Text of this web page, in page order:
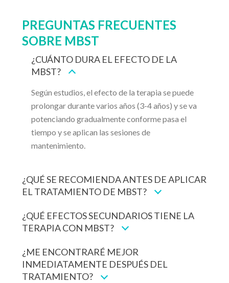
PREGUNTAS FRECUENTES
SOBRE MBST
¿CUÁNTO DURA EL EFECTO DE LA
MBST?
Según estudios, el efecto de la terapia se puede
prolongar durante varios años (3-4 años) y se va
potenciando gradualmente conforme pasa el
tiempo y se aplican las sesiones de
mantenimiento.
¿QUÉ SE RECOMIENDA ANTES DE APLICAR
EL TRATAMIENTO DE MBST?
¿QUÉ EFECTOS SECUNDARIOS TIENE LA
TERAPIA CON MBST?
¿ME ENCONTRARÉ MEJOR
INMEDIATAMENTE DESPUÉS DEL
TRATAMIENTO?